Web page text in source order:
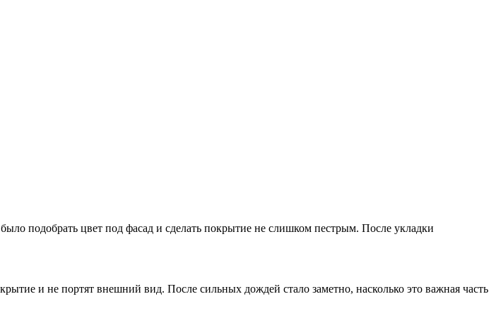
подобрать цвет под фасад и сделать покрытие не слишком пестрым. После укладки
и не портят внешний вид. После сильных дождей стало заметно, насколько это важная часть